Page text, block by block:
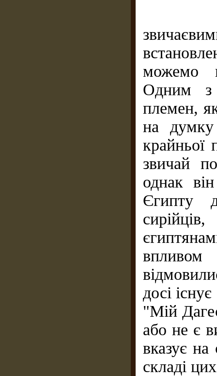
можемо
Одним з
племен,
на
крайньої
звичай
однак
Єгипту
досі
"Мій
або не є
вказує
складі